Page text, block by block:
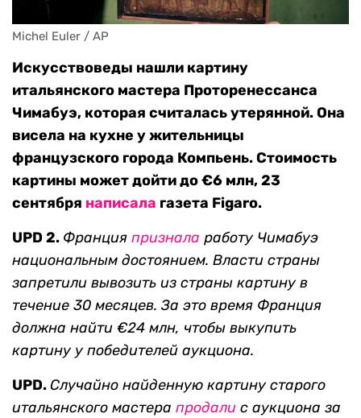
Michel Euler / AP
Искусствоведы нашли картину
итальянского мастера Проторенессанса
Чимабуэ, которая считалась утерянной. Она
висела на кухне у жительницы
французского города Компьень. Стоимость
картины может дойти до €6 млн, 23
сентября написала газета Figaro.
UPD 2. Франция признала работу Чимабуэ
национальным достоянием. Власти страны
запретили вывозить из страны картину в
течение 30 месяцев. За это время Франция
должна найти €24 млн, чтобы выкупить
картину у победителей аукциона.
UPD.Случайно найденную картину старого
итальянского мастера продали с аукциона за